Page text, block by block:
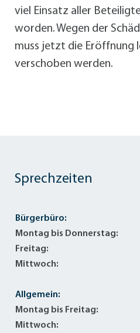
viel Einsatz aller
worden. Wegen der
muss jetzt die Eröffnung
verschoben werden.
Sprechzeiten
Bürgerbüro:
Montag bis Donnerstag:
Freitag:
Mittwoch:
Allgemein:
Montag bis Freitag:
Mittwoch: